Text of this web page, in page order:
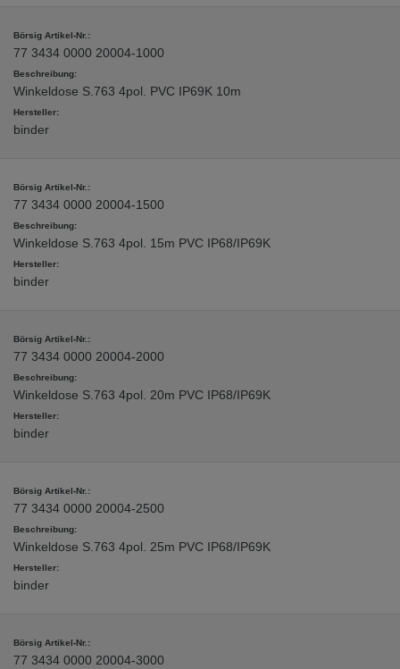
77 3434 0000 20004-1000
Winkeldose S.763 4pol. PVC IP69K 10m
binder
77 3434 0000 20004-1500
Winkeldose S.763 4pol. 15m PVC IP68/IP69K
binder
77 3434 0000 20004-2000
Winkeldose S.763 4pol. 20m PVC IP68/IP69K
binder
77 3434 0000 20004-2500
Winkeldose S.763 4pol. 25m PVC IP68/IP69K
binder
77 3434 0000 20004-3000